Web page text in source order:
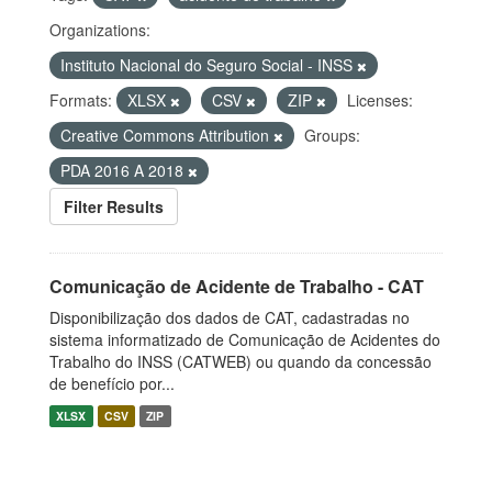
Organizations:
Instituto Nacional do Seguro Social - INSS
Formats:
XLSX CSV ZIP
Licenses:
Creative Commons Attribution
Groups:
PDA 2016 A 2018
Filter Results
Comunicação de Acidente de Trabalho - CAT
Disponibilização dos dados de CAT, cadastradas no
sistema informatizado de Comunicação de Acidentes do
Trabalho do INSS (CATWEB) ou quando da concessão
de benefício por...
XLSX CSV ZIP